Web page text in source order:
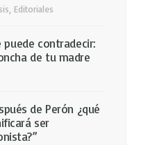
, Editoriales
contradecir:
de tu madre
de Perón ¿qué
ser